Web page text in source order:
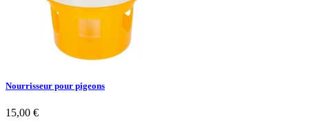
Nourrisseur pour pigeons
Prix
15,00 €